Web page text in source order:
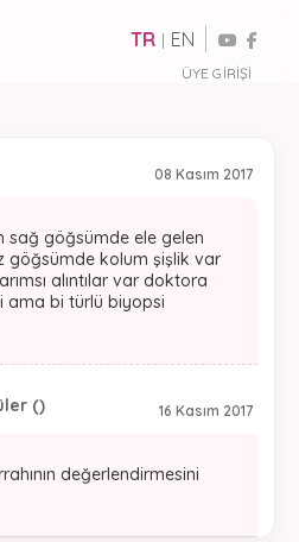
ÜYE GIRIŞI
TR | EN
08 Kasım 2017
sağ göğsümde ele gelen
göğsümde kolum şişlik var
alıntılar var doktora
ama bi türlü biyopsi
16 Kasım 2017
()
değerlendirmesini